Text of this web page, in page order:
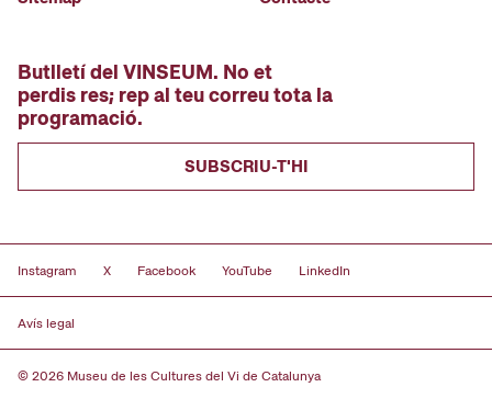
Butlletí del VINSEUM. No et
perdis res; rep al teu correu tota la
programació.
SUBSCRIU-T'HI
Instagram X Facebook YouTube LinkedIn
Avís legal
© 2026 Museu de les Cultures del Vi de Catalunya